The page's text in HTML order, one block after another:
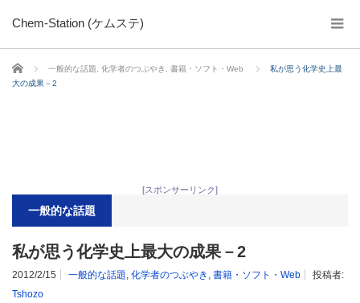
Chem-Station (ケムステ)
ホーム 一般的な話題 化学者のつぶやき 書籍・ソフト・Web
私が思う化学史上最
大の成果－2
[スポンサーリンク]
一般的な話題
私が思う化学史上最大の成果－2
2012/2/15 一般的な話題, 化学者のつぶやき , 書籍・ソフト・Web
投稿者:
Tshozo